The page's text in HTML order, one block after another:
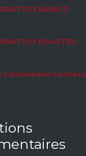
BIANCO
ROASTED
Castanheira Cachaca